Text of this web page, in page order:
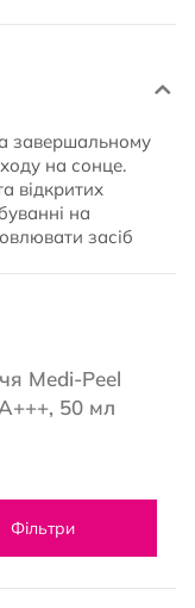
завершальному
на сонце.
відкритих
на
засіб
Medi-Peel
50 мл
Фільтри